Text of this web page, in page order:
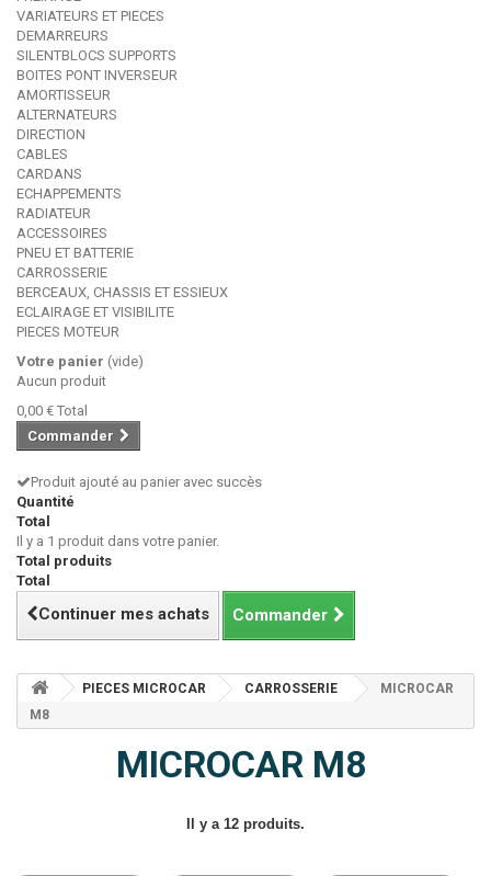
VARIATEURS ET PIECES
DEMARREURS
SILENTBLOCS SUPPORTS
BOITES PONT INVERSEUR
AMORTISSEUR
ALTERNATEURS
DIRECTION
CABLES
CARDANS
ECHAPPEMENTS
RADIATEUR
ACCESSOIRES
PNEU ET BATTERIE
CARROSSERIE
BERCEAUX, CHASSIS ET ESSIEUX
ECLAIRAGE ET VISIBILITE
PIECES MOTEUR
Votre panier (vide)
Aucun produit
0,00 € Total
Commander
Produit ajouté au panier avec succès
Quantité
Total
Il y a 1 produit dans votre panier.
Total produits
Total
Continuer mes achats Commander
PIECES MICROCAR CARROSSERIE
MICROCAR
M8
MICROCAR M8
Il y a 12 produits.